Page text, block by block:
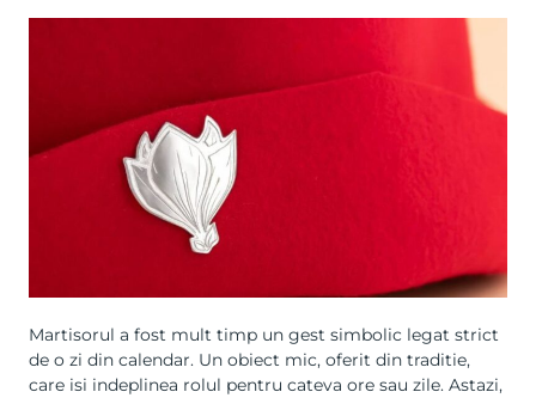
Martisorul a fost mult timp un gest simbolic legat strict
de o zi din calendar. Un obiect mic, oferit din traditie,
care isi indeplinea rolul pentru cateva ore sau zile. Astazi,